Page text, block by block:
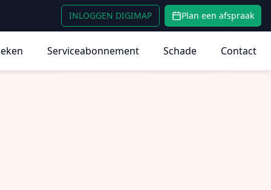
INLOGGEN DIGIMAP Plan een afspraak
Serviceabonnement Schade Contact